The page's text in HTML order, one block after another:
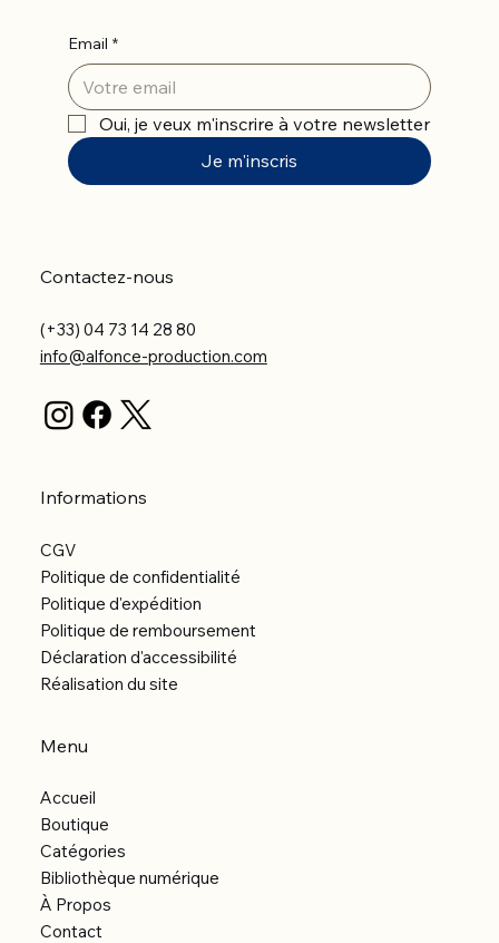
Email *
Oui, je veux m'inscrire à votre newsletter
Je m'inscris
Contactez-nous
(+33) 04 73 14 28 80
info@alfonce-production.com
Informations
CGV
Politique de confidentialité
Politique d'expédition
Politique de remboursement
Déclaration d'accessibilité
Réalisation du site
Menu
Accueil
Boutique
Catégories
Bibliothèque numérique
À Propos
Contact